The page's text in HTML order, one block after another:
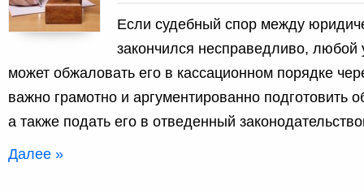
Если судебный спор между
закончился несправедливо, любой
может обжаловать его в кассационном порядке
важно грамотно и аргументированно подготовить
а также подать его в отведенный
Далее »